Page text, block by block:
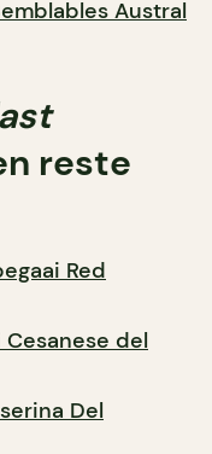
Austral
reste
Red
Cesanese del
Del